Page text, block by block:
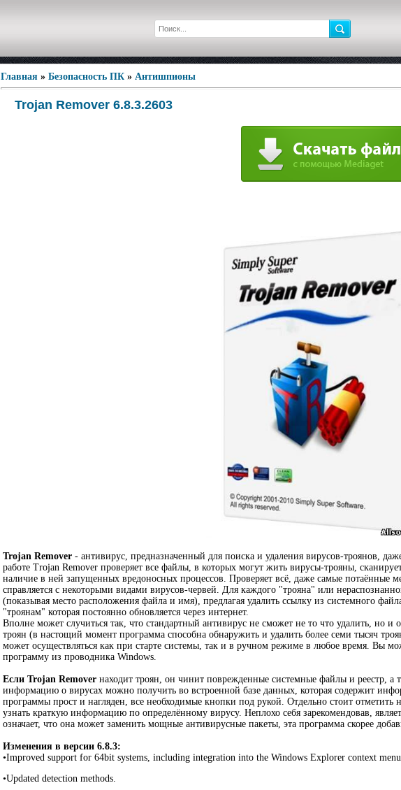
Главная » Безопасность ПК » Антишпионы
Trojan Remover 6.8.3.2603
Trojan Remover - антивирус, предназначенный для поиска и удаления вирусов-троянов,
работе Trojan Remover проверяет все файлы, в которых могут жить вирусы-трояны,
наличие в ней запущенных вредоносных процессов. Проверяет всё, даже самые потаённые
справляется с некоторыми видами вирусов-червей. Для каждого "трояна" или
(показывая место расположения файла и имя), предлагая удалить ссылку из системного
"троянам" которая постоянно обновляется через интернет.
Вполне может случиться так, что стандартный антивирус не сможет не то что удалить, но
троян (в настощий момент программа способна обнаружить и удалить более семи тысяч
может осуществляться как при старте системы, так и в ручном режиме в любое время. Вы
программу из проводника Windows.
Если Trojan Remover находит троян, он чинит поврежденные системные файлы и реестр,
информацию о вирусах можно получить во встроенной базе данных, которая содержит
программы прост и нагляден, все необходимые кнопки под рукой. Отдельно стоит
узнать краткую информацию по определённому вирусу. Неплохо себя зарекомендовав,
означает, что она может заменить мощные антивирусные пакеты, эта программа скорее
Изменения в версии 6.8.3:
•Improved support for 64bit systems, including integration into the Windows Explorer context
•Updated detection methods.